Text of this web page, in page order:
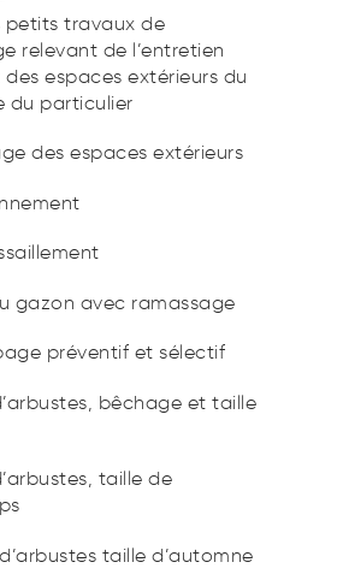
petits travaux de
relevant de l’entretien
espaces extérieurs du
du particulier
des espaces extérieurs
gazon avec ramassage
préventif et sélectif
bêchage et taille
taille de
taille d’automne